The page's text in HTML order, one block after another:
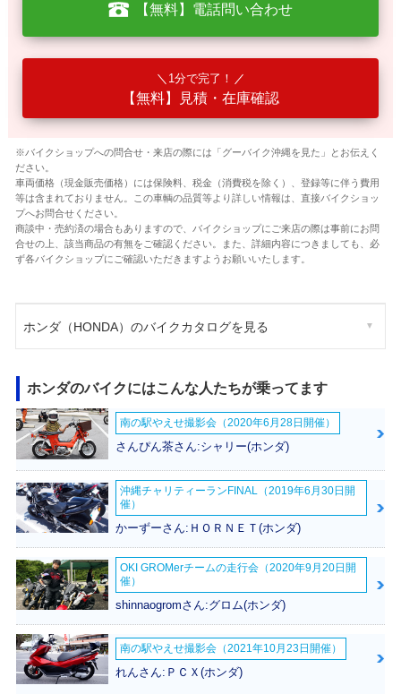
【無料】電話問い合わせ
1分で完了！
【無料】見積・在庫確認
※バイクショップへの問合せ・来店の際には「グーバイク沖縄を見た」とお伝えく
ださい。
車両価格（現金販売価格）には保険料、税金（消費税を除く）、登録等に伴う費用
等は含まれておりません。この車輌の品質等より詳しい情報は、直接バイクショッ
プへお問合せください。
商談中・売約済の場合もありますので、バイクショップにご来店の際は事前にお問
合せの上、該当商品の有無をご確認ください。また、詳細内容につきましても、必
ず各バイクショップにご確認いただきますようお願いいたします。
ホンダ（HONDA）のバイクカタログを見る
ホンダのバイクにはこんな人たちが乗ってます
南の駅やえせ撮影会（2020年6月28日開催）
さんぴん茶さん:シャリー(ホンダ)
沖縄チャリティーランFINAL（2019年6月30日開
催）
かーずーさん:ＨＯＲＮＥＴ(ホンダ)
OKI GROMerチームの走行会（2020年9月20日開
催）
shinnaogromさん:グロム(ホンダ)
南の駅やえせ撮影会（2021年10月23日開催）
れんさん:ＰＣＸ(ホンダ)